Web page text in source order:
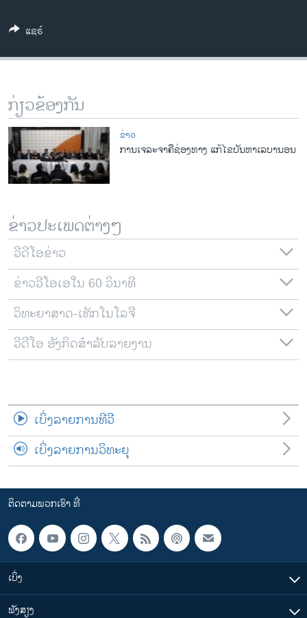
ທຸລະກິດ
ພາສາອັງກິດ
ສຽງ
ລາຍການກະຈາຍສຽງ
ລາຍງານ
ຕິດຕາມພວກເຮົາ ທີ່
ພາສາຕ່າງໆ
ແຊຣ໌
ກ່ຽວຂ້ອງກັນ
ຂ່າວ
ການເຈລະຈາຄືຊ່ອງທາງ ແກ້ໄຂບັນຫາເລບານອນ
ຂ່າວປະເພດຕ່າງໆ
ວີດີໂອຂ່າວ
ຂ່າວວີໂອເອໃນ 60 ວິນາທີ
ວິທະຍາສາດ-ເທັກໂນໂລຈີ
ວີດີໂອ ອັງກິດສຳລັບລາຍງານ
ເບິ່ງລາຍການທີວີ
ເບິ່ງລາຍການວິທະຍຸ
ຕິດຕາມພວກເຮົາ ທີ່
ເບິ່ງ
ຟັງສຽງ